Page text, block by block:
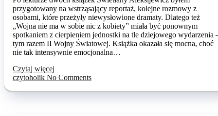
przygotowany na wstrząsający reportaż, kolejne rozmowy z
osobami, które przeżyły niewysłowione dramaty. Dlatego też
„Wojna nie ma w sobie nic z kobiety” miała być ponownym
spotkaniem z cierpieniem jednostki na tle dziejowego wydarzenia
tym razem II Wojny Światowej. Książka okazała się mocna, choć
nie tak intensywnie emocjonalna…
Czytaj więcej
czytoholik No Comments